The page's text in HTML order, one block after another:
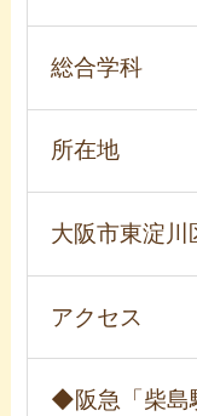
総合学科
所在地
大阪市東淀
アクセス
◆阪急「柴島